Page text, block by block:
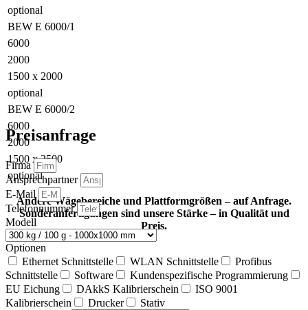
optional
BEW E 6000/1
6000
2000
1500 x 2000
optional
BEW E 6000/2
6000
2000
1500 x 2500
optional
Andere Wägebereiche und Plattformgrößen – auf Anfrage.
Sonderanfertigungen sind unsere Stärke – in Qualität und
Preis.
Preisanfrage
Firma
Ansprechpartner
E-Mail
Telefonnummer
Modell
Optionen
Ethernet Schnittstelle
WLAN Schnittstelle
Profibus
Schnittstelle
Software
Kundenspezifische Programmierung
EU Eichung
DAkkS Kalibrierschein
ISO 9001
Kalibrierschein
Drucker Stativ